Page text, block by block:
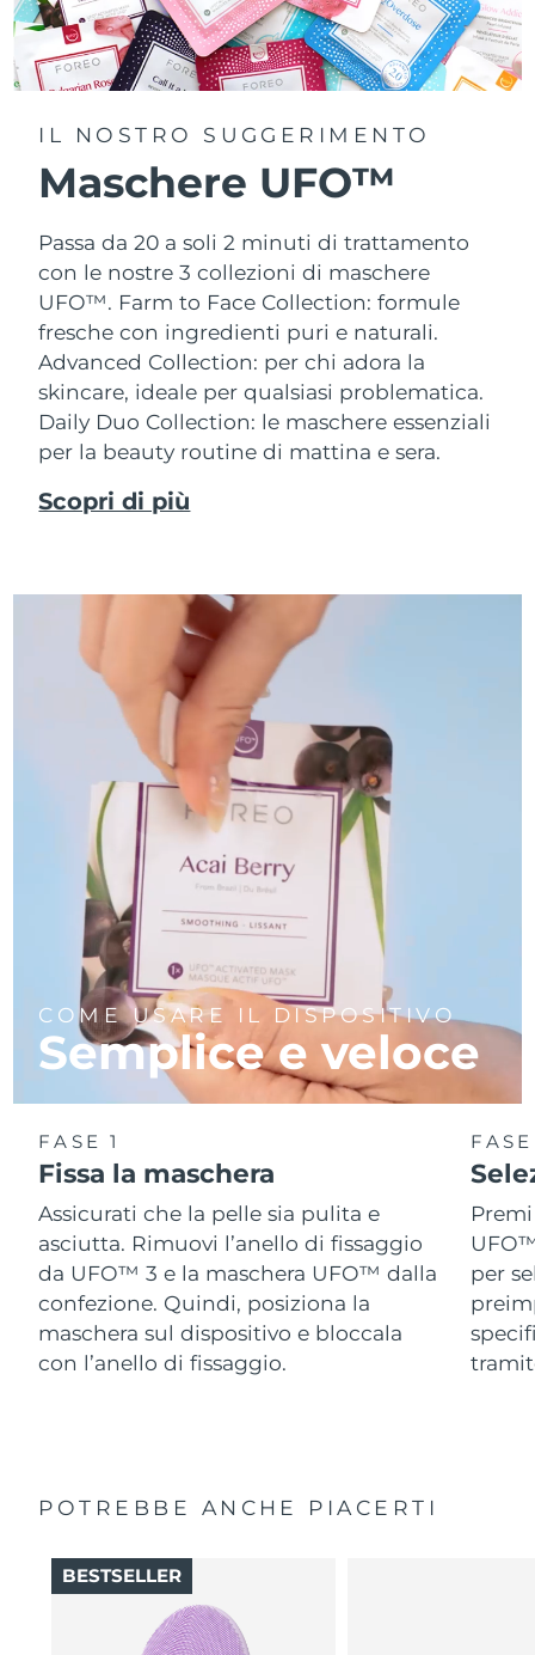
IL NOSTRO SUGGERIMENTO
Maschere UFO™
Passa da 20 a soli 2 minuti di trattamento
con le nostre 3 collezioni di maschere
UFO™. Farm to Face Collection: formule
fresche con ingredienti puri e naturali.
Advanced Collection: per chi adora la
skincare, ideale per qualsiasi problematica.
Daily Duo Collection: le maschere essenziali
per la beauty routine di mattina e sera.
Scopri di più
COME USARE IL DISPOSITIVO
Semplice e veloce
FASE 1
Fissa la maschera
Assicurati che la pelle sia pulita e
asciutta. Rimuovi l’anello di fissaggio
da UFO™ 3 e la maschera UFO™ dalla
confezione. Quindi, posiziona la
maschera sul dispositivo e bloccala
con l’anello di fissaggio.
per
POTREBBE ANCHE PIACERTI
BESTSELLER